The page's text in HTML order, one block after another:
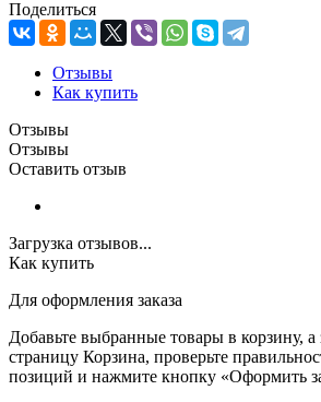
Поделиться
Отзывы
Как купить
Отзывы
Отзывы
Оставить отзыв
Загрузка отзывов...
Как купить
Для оформления заказа
Добавьте выбранные товары в корзину, а
страницу Корзина, проверьте
позиций и нажмите кнопку «Оформить